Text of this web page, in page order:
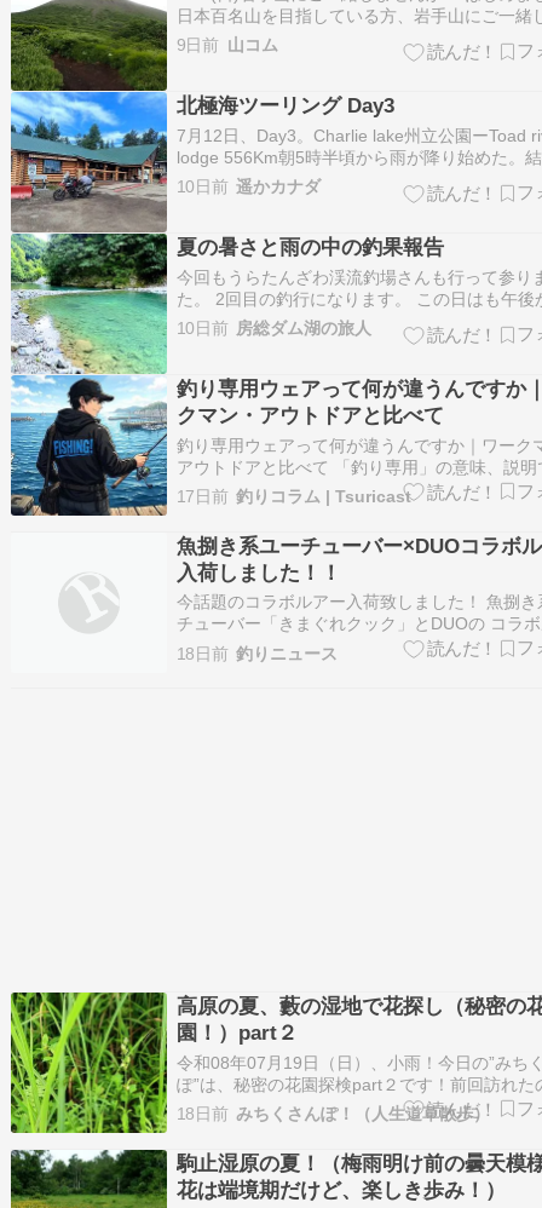
日本百名山を目指している方、岩手山にご一緒
んか？ 登山実施予定は8/16(日)日帰りです。ご
より前日入り、延泊は可能です。 自分は前日
8/15(土)盛岡…
9日前 山コム
北極海ツーリング Day3
7月12日、Day3。Charlie lake州立公園ーToad
lodge 556Km朝5時半頃から雨が降り始めた。
格的な降り。携帯で予報を見ると、8時すぎに
むと言う事だった。次に6時半ころ予報を見た
10日前 遥かカナダ
夏の暑さと雨の中の釣果報告
今回もうらたんざわ渓流釣場さんも行って参り
た。 2回目の釣行になります。 この日はも午後
が降りました。暑いなあ～と思いながら晴天の
していたら、天気予報どおりに午後から一気に
りかなり土砂降りでした。雷はならなかっ…
10日前 房総ダム湖の旅人
釣り専用ウェアって何が違うんですか
クマン・アウトドアと比べて
釣り専用ウェアって何が違うんですか｜ワーク
アウトドアと比べて 「釣り専用」の意味、説明
すか 釣具店に立っていると、よく聞かれます。
マノのレインウェア、ワークマンとどう違うん
か？」 「釣り用の帽子と普通のキャップ、何が
ですか？」 ぱっと答えるのは難しい質…
17日前 釣りコラム | Tsuricast
魚捌き系ユーチューバー×DUOコラボ
入荷しました！！
今話題のコラボルアー入荷致しました！ 魚捌き
チューバー「きまぐれクック」とDUOの コラ
ー「朝どれスイマーTG35ｇ」が入荷致しまし
量入荷となっておりますのでどうぞお早めに！
18日前 釣りニュース
高原の夏、藪の湿地で花探し（秘密の
園！）part２
令和08年07月19日（日）、小雨！今日の”みち
ぽ”は、秘密の花園探検part２です！前回訪れた
月9日、その時まだ蕾だったとあるお花の確認
あれから10日が経っていますよ。きっと花開い
に違いない。って勇んで訪れたけど・・・・ま
った((´∀｀*))ヶﾗヶ…
18日前 みちくさんぽ！（人生道草散歩）
駒止湿原の夏！（梅雨明け前の曇天模
花は端境期だけど、楽しき歩み！）